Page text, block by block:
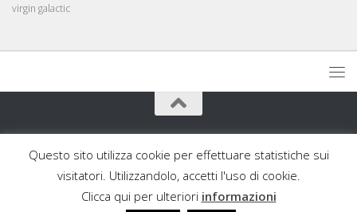
virgin galactic
Powered by - Progettato con ilGo Hueman Pro
Questo sito utilizza cookie per effettuare statistiche sui
visitatori. Utilizzandolo, accetti l'uso di cookie.
Clicca qui per ulteriori informazioni